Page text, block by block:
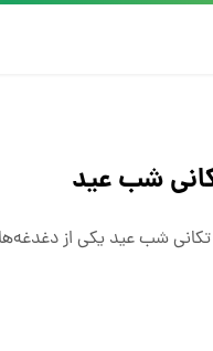
شب عید
شب عید یکی از